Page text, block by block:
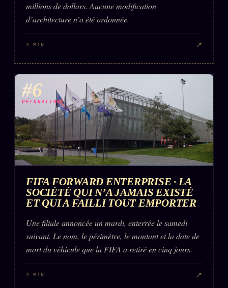
millions de dollars. Aucune modification
d’architecture n’a été ordonnée.
4 MIN ↗
#6
DÉTONATION
FIFA FORWARD ENTERPRISE · LA
SOCIÉTÉ QUI N’A JAMAIS EXISTÉ
ET QUI A FAILLI TOUT EMPORTER
Une filiale annoncée un mardi, enterrée le samedi
suivant. Le nom, le périmètre, le montant et la date de
mort du véhicule que la FIFA a retiré en cinq jours.
4 MIN ↗